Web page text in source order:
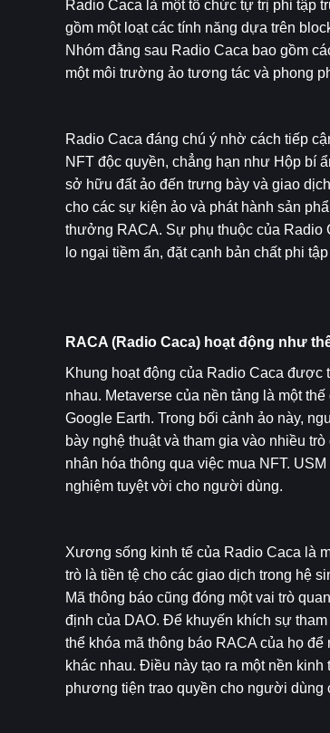
Radio Caca là một tổ chức tự trị phi tập
gồm một loạt các tính năng dựa trên
Nhóm đằng sau Radio Caca bao gồm
một môi trường ảo tương tác và phong
Radio Caca đáng chú ý nhờ cách tiếp
NFT độc quyền, chẳng hạn như Hộp bí
sở hữu đất ảo đến trưng bày và giao
cho các sự kiện ảo và phát hành sản
thưởng RACA. Sự phụ thuộc của Radio
lo ngại tiềm ẩn, đặt cạnh bản chất phi
RACA (Radio Caca) hoạt động như
Khung hoạt động của Radio Caca được
nhau. Metaverse của nền tảng là một
Google Earth. Trong bối cảnh ảo này,
bày nghệ thuật và tham gia vào nhiều
nhân hóa thông qua việc mua NFT.
nghiệm tuyệt vời cho người dùng.
Xương sống kinh tế của Radio Caca là
trò là tiền tệ cho các giao dịch trong hệ
Mã thông báo cũng đóng một vai trò
định của DAO. Để khuyến khích sự
thể khóa mã thông báo RACA của họ
khác nhau. Điều này tạo ra một nền
phương tiện trao quyền cho người dùng